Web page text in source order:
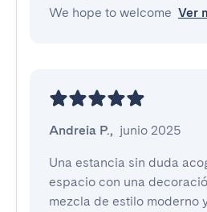
We hope to welcome Ver
Andreia P., junio 2025
Una estancia sin duda
espacio con una
mezcla de estilo moderno